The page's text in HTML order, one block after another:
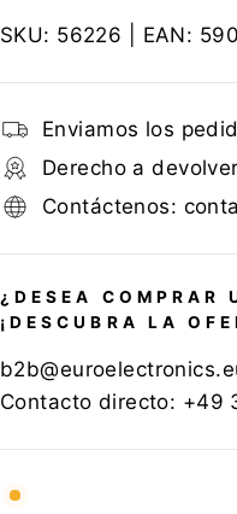
SKU: 56226 | EAN:
Enviamos los
Derecho a
Contáctenos:
¿DESEA COMPRAR
¡DESCUBRA LA
Contacto directo: +49